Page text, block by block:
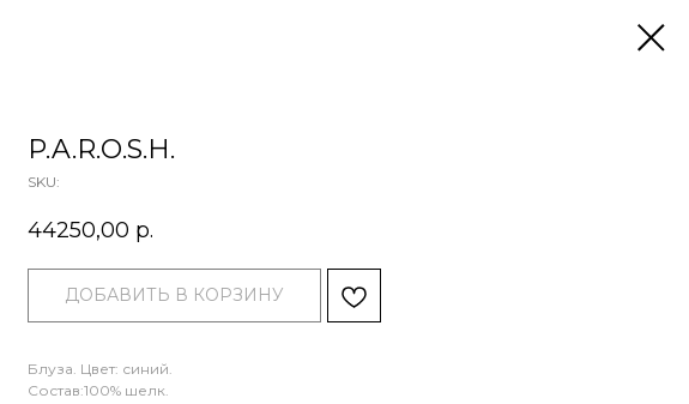
P.A.R.O.S.H.
SKU:
44250,00 р.
ДОБАВИТЬ В КОРЗИНУ
Блуза. Цвет: синий.
Состав:100% шелк.